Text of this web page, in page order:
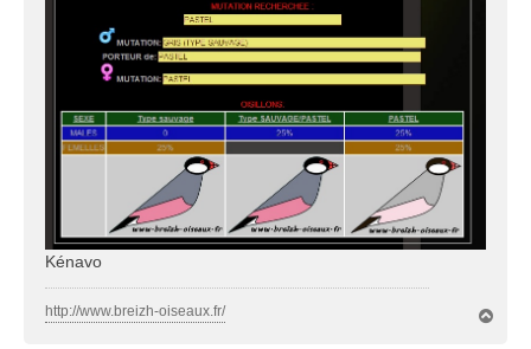
Kénavo
http://www.breizh-oiseaux.fr/